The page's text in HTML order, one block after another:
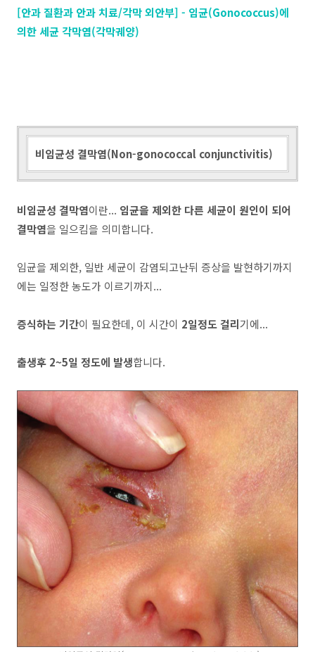
[안과 질환과 안과 치료/각막 외안부] - 임균(Gonococcus)에
의한 세균 각막염(각막궤양)
비임균성 결막염(Non-gonococcal conjunctivitis)
비임균성 결막염이란... 임균을 제외한 다른 세균이 원인이 되어
결막염을 일으킴을 의미합니다.
임균을 제외한, 일반 세균이 감염되고난뒤 증상을 발현하기까지
에는 일정한 농도가 이르기까지...
증식하는 기간이 필요한데, 이 시간이 2일정도 걸리기에...
출생후 2~5일 정도에 발생합니다.